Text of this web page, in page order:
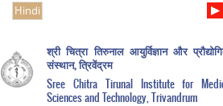
Hindi
श्री चित्रा तिरुनाल आयुर्विज्ञान और
संस्थान, त्रिवेंद्रम
Sree Chitra Tirunal Institute for
Sciences and Technology, Trivandrum